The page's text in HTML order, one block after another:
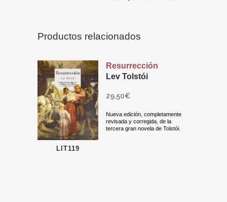
Productos relacionados
LIT119
Resurrección
Lev Tolstói
29,50€
Nueva edición, completamente
revisada y corregida, de la
tercera gran novela de Tolstói.